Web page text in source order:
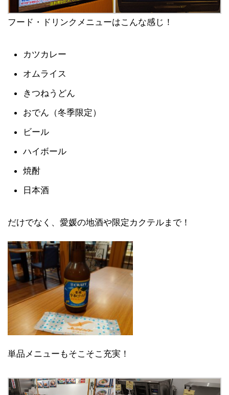
フード・ドリンクメニューはこんな感じ！
カツカレー
オムライス
きつねうどん
おでん（冬季限定）
ビール
ハイボール
焼酎
日本酒
だけでなく、愛媛の地酒や限定カクテルまで！
単品メニューもそこそこ充実！